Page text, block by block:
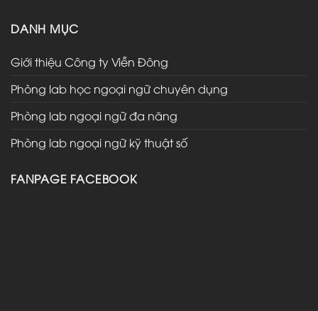
DANH MỤC
Giới thiệu Công ty Viễn Đông
Phòng lab học ngoại ngữ chuyên dụng
Phòng lab ngoại ngữ đa năng
Phòng lab ngoại ngữ kỹ thuật số
FANPAGE FACEBOOK